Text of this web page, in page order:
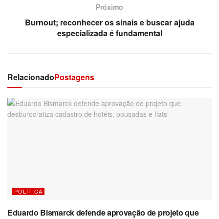
Próximo
Burnout; reconhecer os sinais e buscar ajuda
especializada é fundamental
RelacionadoPostagens
POLÍTICA
Eduardo Bismarck defende aprovação de projeto que